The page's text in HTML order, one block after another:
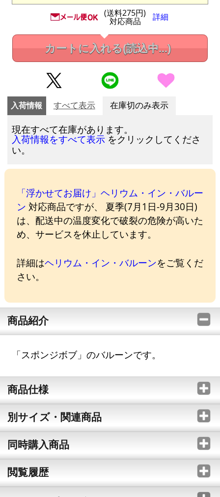
(送料275円)
対応商品 詳細
カートに入れる(読込中...)
入荷情報 すべて表示 在庫切のみ表示
現在すべて在庫があります。
入荷情報をすべて表示 をクリックしてくださ
い。
「浮かせてお届け」ヘリウム・イン・バルー
ン 対応商品ですが、 夏季(7月1日-9月30日)
は、配送中の温度変化で破裂の危険が高いた
め、サービスを休止しています。
詳細はヘリウム・イン・バルーンをご覧くだ
さい。
商品紹介
「スポンジボブ」のバルーンです。
商品仕様
別サイズ・関連商品
同時購入商品
閲覧履歴